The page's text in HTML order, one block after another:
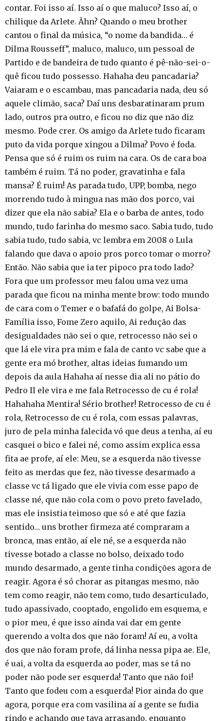
contar. Foi isso aí. Isso aí o que maluco? Isso aí, o
chilique da Arlete. Ãhn? Quando o meu brother
cantou o final da música, “o nome da bandida… é
Dilma Rousseff”, maluco, maluco, um pessoal de
Partido e de bandeira de tudo quanto é pê-não-sei-o-
quê ficou tudo possesso. Hahaha deu pancadaria?
Vaiaram e o escambau, mas pancadaria nada, deu só
aquele climão, saca? Daí uns desbaratinaram prum
lado, outros pra outro, e ficou no diz que não diz
mesmo. Pode crer. Os amigo da Arlete tudo ficaram
puto da vida porque xingou a Dilma? Povo é foda.
Pensa que só é ruim os ruim na cara. Os de cara boa
também é ruim. Tá no poder, gravatinha e fala
mansa? É ruim! As parada tudo, UPP, bomba, nego
morrendo tudo à mingua nas mão dos porco, vai
dizer que ela não sabia? Ela e o barba de antes, todo
mundo, tudo farinha do mesmo saco. Sabia tudo, tudo
sabia tudo, tudo sabia, vc lembra em 2008 o Lula
falando que dava o apoio pros porco tomar o morro?
Então. Não sabia que ia ter pipoco pra todo lado?
Fora que um professor meu falou uma vez uma
parada que ficou na minha mente brow: todo mundo
de cara com o Temer e o bafafá do golpe, Ai Bolsa-
Família isso, Fome Zero aquilo, Ai redução das
desigualdades não sei o que, retrocesso não sei o
que lá ele vira pra mim e fala de canto vc sabe que a
gente era mó brother, altas ideias fumando um
depois da aula Hahaha aí nesse dia ali no pátio do
Pedro II ele vira e me fala Retrocesso de cu é rola!
Hahahaha Mentira! Sério brother! Retrocesso de cu é
rola, Retrocesso de cu é rola, com essas palavras,
juro de pela minha falecida vó que deus a tenha, aí eu
casquei o bico e falei né, como assim explica essa
fita ae profe, aí ele: Meu, se a esquerda não tivesse
feito as merdas que fez, não tivesse desarmado a
classe vc tá ligado que ele vivia com esse papo de
classe né, que não cola com o povo preto favelado,
mas ele insistia teimoso que só e até que fazia
sentido… uns brother firmeza até compraram a
bronca, mas então, aí ele né, se a esquerda não
tivesse botado a classe no bolso, deixado todo
mundo desarmado, a gente tinha condições agora de
reagir. Agora é só chorar as pitangas mesmo, não
tem como reagir, não tem como, tudo desarticulado,
tudo apassivado, cooptado, engolido em esquema, e
o pior meu, é que isso ainda vai dar em gente
querendo a volta dos que não foram! Aí eu, a volta
dos que não foram profe, dá linha nessa pipa ae. Ele,
é uai, a volta da esquerda ao poder, mas se tá no
poder não pode ser esquerda! Tanto que não foi!
Tanto que fodeu com a esquerda! Pior ainda do que
agora, porque era com vasilina aí a gente se fudia
rindo e achando que tava arrasando, enquanto